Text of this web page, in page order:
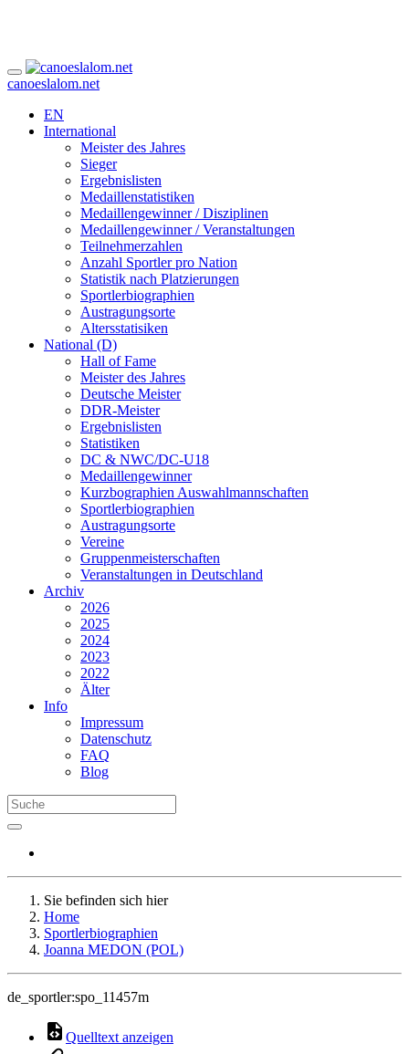
canoeslalom.net
EN
International
Meister des Jahres
Sieger
Ergebnislisten
Medaillenstatistiken
Medaillengewinner / Disziplinen
Medaillengewinner / Veranstaltungen
Teilnehmerzahlen
Anzahl Sportler pro Nation
Statistik nach Platzierungen
Sportlerbiographien
Austragungsorte
Altersstatisiken
National (D)
Hall of Fame
Meister des Jahres
Deutsche Meister
DDR-Meister
Ergebnislisten
Statistiken
DC & NWC/DC-U18
Medaillengewinner
Kurzbographien Auswahlmannschaften
Sportlerbiographien
Austragungsorte
Vereine
Gruppenmeisterschaften
Veranstaltungen in Deutschland
Archiv
2026
2025
2024
2023
2022
Älter
Info
Impressum
Datenschutz
FAQ
Blog
Sie befinden sich hier
Home
Sportlerbiographien
Joanna MEDON (POL)
de_sportler:spo_11457m
Quelltext anzeigen